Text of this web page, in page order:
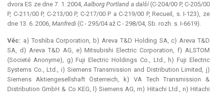
dvora ES ze dne 7. 1. 2004,Aalborg Portland a další (C-204/00 P, C-205/00
P, C-211/00 P, C-213/00 P, C-217/00 P a C-219/00 P, Recueil, s. I-123), ze
dne 13. 6. 2006, Manfredi (C - 295/04 až C - 298/04, Sb. rozh. s. I-6619).
Věc: a) Toshiba Corporation, b) Areva T&D Holding SA, c) Areva T&D
SA, d) Areva T&D AG, e) Mitsubishi Electric Corporation, f) ALSTOM
(Societé Anonyme), g) Fuji Electric Holdings Co., Ltd., h) Fuji Electric
Systems Co., Ltd., i) Siemens Transmission and Distribution Limited, j)
Siemens Aktiengesellshaft Österreich, k) VA Tech Transmission &
Distribution GmbH & Co KEG, l) Siemens AG, m) Hitachi Ltd., n) Hitachi